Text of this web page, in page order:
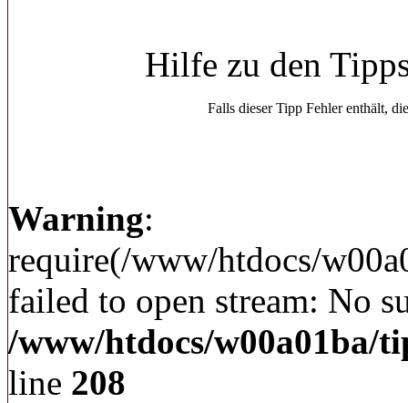
Hilfe zu den
Falls dieser Tipp Fehler enthält,
Warning:
require(/www/htdocs/
failed to open stream: No
/www/htdocs/w00a01ba/
line 208